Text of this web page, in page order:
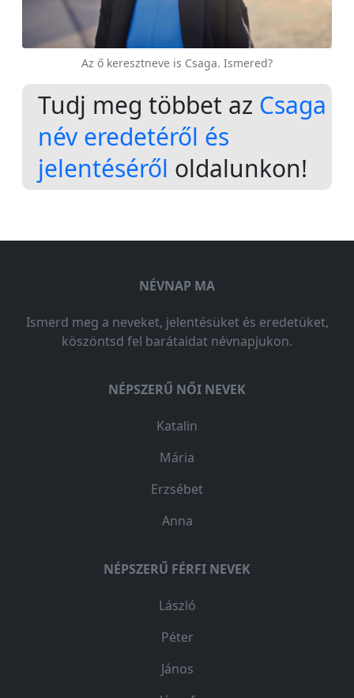
Az ő keresztneve is Csaga. Ismered?
Tudj meg többet az Csaga
név eredetéről és
jelentéséről oldalunkon!
NÉVNAP MA
Ismerd meg a neveket, jelentésüket és eredetüket,
köszöntsd fel barátaidat névnapjukon.
NÉPSZERŰ NŐI NEVEK
Katalin
Mária
Erzsébet
Anna
NÉPSZERŰ FÉRFI NEVEK
László
Péter
János